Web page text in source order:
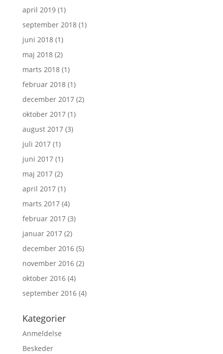
april 2019(1)
september 2018(1)
juni 2018(1)
maj 2018(2)
marts 2018(1)
februar 2018(1)
december 2017(2)
oktober 2017(1)
august 2017(3)
juli 2017(1)
juni 2017(1)
maj 2017(2)
april 2017(1)
marts 2017(4)
februar 2017(3)
januar 2017(2)
december 2016(5)
november 2016(2)
oktober 2016(4)
september 2016(4)
Kategorier
Anmeldelse
Beskeder